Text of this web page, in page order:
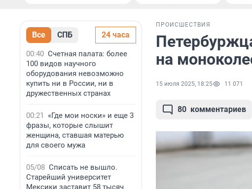
Все СПБ 24 часа
00:40 Счетная палата: более
100 видов научного
оборудования невозможно
купить ни в России, ни в
дружественных странах
00:21
«Где мои носки» и еще 3
фразы, которые слышит
женщина, ставшая матерью
для своего мужа
05/08 Списать не вышло.
Старейший университет
Мексики заставит 58 тысяч
ПРОИСШЕСТВИЯ
на
15 июля 2025, 18:25 11 071
80 комментариев